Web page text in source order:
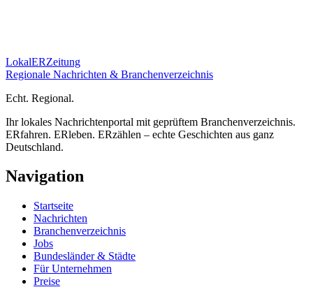
LokalERZeitung
Regionale Nachrichten & Branchenverzeichnis
Echt. Regional.
Ihr lokales Nachrichtenportal mit geprüftem Branchenverzeichnis.
ERfahren. ERleben. ERzählen – echte Geschichten aus ganz
Deutschland.
Navigation
Startseite
Nachrichten
Branchenverzeichnis
Jobs
Bundesländer & Städte
Für Unternehmen
Preise